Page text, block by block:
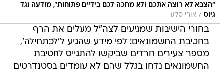
"הצבא לא רוצה אתכם ולא מחכה לכם בידיים פתוחות", מודעה נגד
גיוס / אורי סלע
בחורי הישיבות שמגיעים לצה"ל מעלים את הרף
בחטיבת החשמונאים: לפי מידע שהגיע ל'לכתחילה',
מספר צעירים חרדים שביקשו להתגייס לחטיבת
החשמונאים נדחו בגלל שהם לא עומדים בסטנדרטים